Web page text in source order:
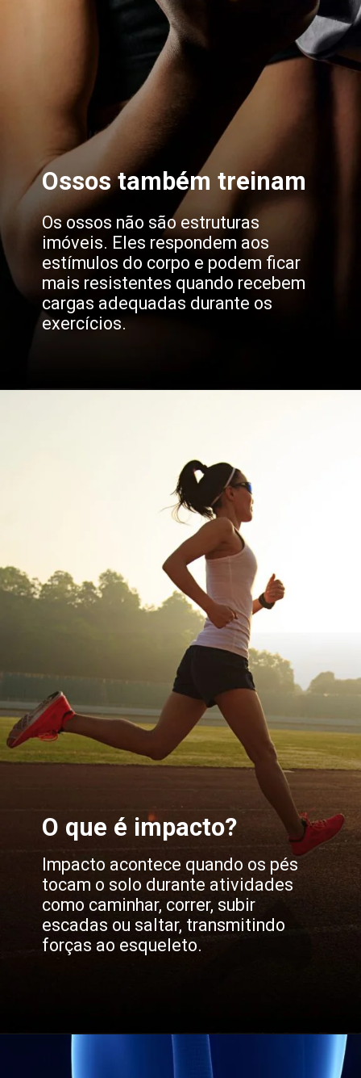
Os ossos não são estruturas
imóveis. Eles respondem aos
estímulos do corpo e podem ficar
mais resistentes quando recebem
cargas adequadas durante os
exercícios.
Ossos também treinam
Impacto acontece quando os pés
tocam o solo durante atividades
como caminhar, correr, subir
escadas ou saltar, transmitindo
forças ao esqueleto.
O que é impacto?